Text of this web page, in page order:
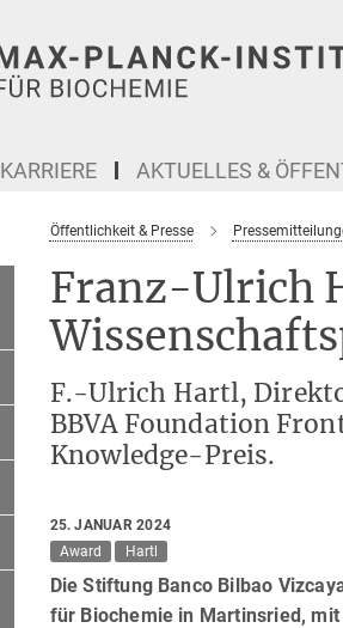
KARRIERE AKTUELLES &
Öffentlichkeit & Presse
Franz-Ulrich
F.-Ulrich Hartl,
BBVA Foundation
Knowledge-Preis.
25. JANUAR 2024
Award
Hartl
Die Stiftung Banco Bilbao
für Biochemie in Martinsried,